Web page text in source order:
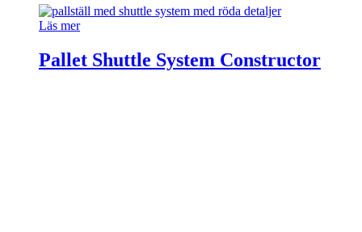
Läs mer
Pallet Shuttle System Constructor